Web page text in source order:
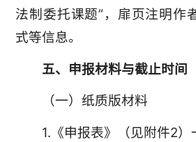
法制委托课题”，扉页注明作
式等信息。
五、申报材料与截止时间
（一）纸质版材料
1.《申报表》（见附件2